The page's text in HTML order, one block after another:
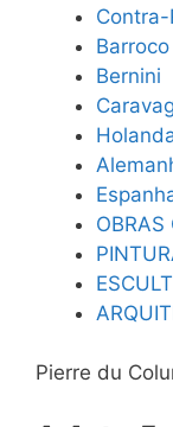
Barroco
Bernini
OBRAS
Pierre du